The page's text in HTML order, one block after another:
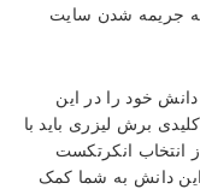
جریمه شدن سایت
خود را در این
برش لیزری باید با
انتخاب انکرتکست
این دانش به شما کمک